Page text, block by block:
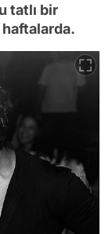
tatlı bir
haftalarda.